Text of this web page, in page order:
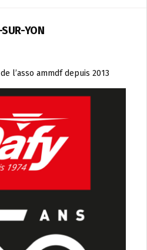
YON
l’asso ammdf depuis 2013